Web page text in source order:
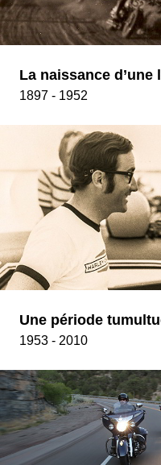
La naissance d’une
1897 - 1952
Une période
1953 - 2010